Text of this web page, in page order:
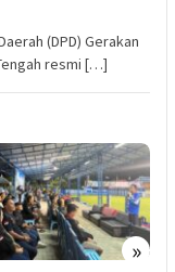
(DPD) Gerakan
resmi […]
»